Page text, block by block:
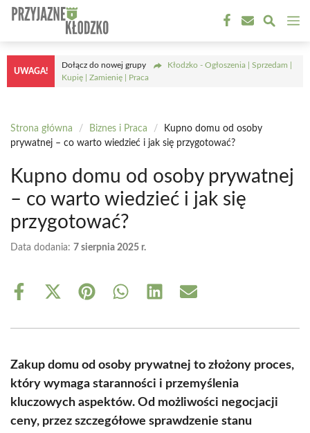
Przejdź
treści
UWAGA!
Dołącz do nowej grupy
Kłodzko - Ogłoszenia | Sprzedam |
Kupię | Zamienię | Praca
Strona główna / Biznes i Praca /
Kupno domu od osoby
prywatnej – co warto wiedzieć i jak się przygotować?
Kupno domu od osoby prywatnej
– co warto wiedzieć i jak się
przygotować?
Data dodania: 7 sierpnia 2025 r.
Share
Share
(Twitter)
Share Share Share Share
Zakup domu od osoby prywatnej to złożony proces,
który wymaga staranności i przemyślenia
kluczowych aspektów. Od możliwości negocjacji
ceny, przez szczegółowe sprawdzenie stanu